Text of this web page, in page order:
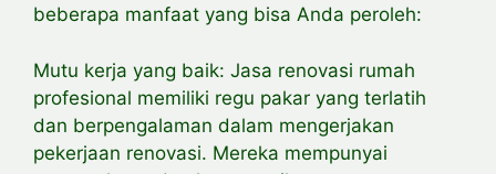
beberapa manfaat yang bisa Anda peroleh:
Mutu kerja yang baik: Jasa renovasi rumah
profesional memiliki regu pakar yang terlatih
dan berpengalaman dalam mengerjakan
pekerjaan renovasi. Mereka mempunyai